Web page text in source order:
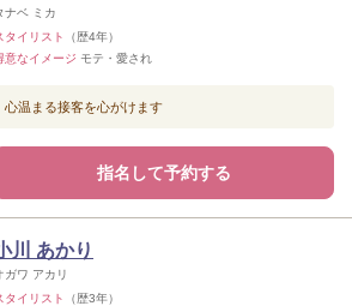
ナベ ミカ
タイリスト
（歴4年）
意なイメージ モテ・愛され
心温まる接客を心がけます
指名して予約する
川 あかり
ガワ アカリ
タイリスト
（歴3年）